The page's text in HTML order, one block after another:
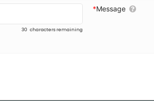
30 characters remaining
*Message